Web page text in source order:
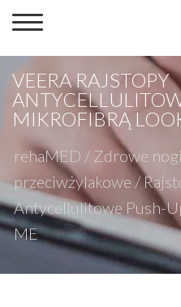
VEERA RAJSTOPY
MIKROFIBRĄ
rehaMED / Zdrowe nogi
przeciwżylakowe /
Antycellulitowe Push-
ME